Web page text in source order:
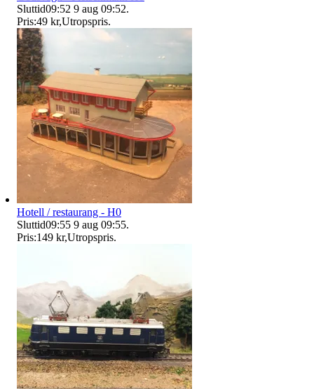
Sluttid09:52 9 aug 09:52.
Pris:49 kr,Utropspris.
Hotell / restaurang - H0
Sluttid09:55 9 aug 09:55.
Pris:149 kr,Utropspris.